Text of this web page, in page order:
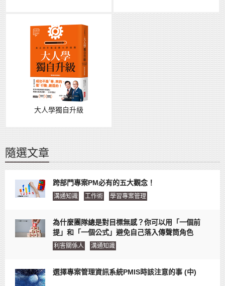
大人學獨自升級
隨選文章
跨部門專案PM必有的五大觀念！
溝通知識 工作術 學習專案管理
為什麼團隊總是對目標無感？你可以用「一個前
提」和「一個公式」避免自己落入傳聲筒角色
利害關係人 溝通知識
選擇專案管理資訊系統PMIS時該注意的事 (中)